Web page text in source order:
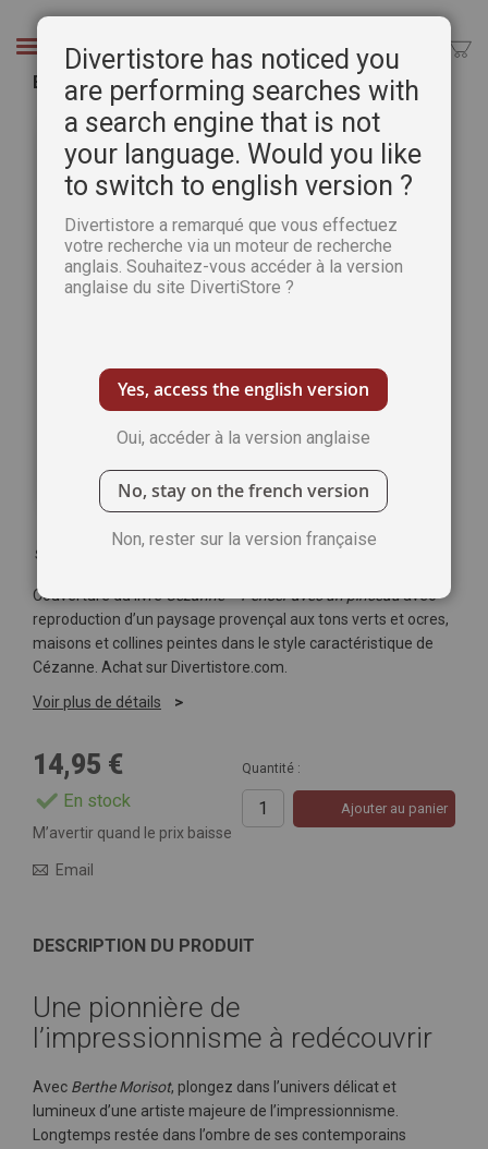
Chercher
Berthe Morisot
Passer
galerie
d’images
Soyez le premier à commenter ce produit
Couverture du livreCézanne – Penser avec un pinceauavec
reproduction d’un paysage provençal aux tons verts et ocres,
maisons et collines peintes dans le style caractéristique de
Cézanne. Achat sur Divertistore.com.
Voir plus de détails
14,95 €
En stock
Quantité :
Ajouter au panier
M’avertir quand le prix baisse
Email
DESCRIPTION DU PRODUIT
Une pionnière de
l’impressionnisme à redécouvrir
Avec Berthe Morisot, plongez dans l’univers délicat et
lumineux d’une artiste majeure de l’impressionnisme.
Longtemps restée dans l’ombre de ses contemporains
Divertistore has noticed you
are performing searches with
a search engine that is not
your language. Would you like
to switch to english version ?
Divertistore a remarqué que vous effectuez
votre recherche via un moteur de recherche
anglais. Souhaitez-vous accéder à la version
anglaise du site DivertiStore ?
Yes, access the english version
Oui, accéder à la version anglaise
No, stay on the french version
Non, rester sur la version française